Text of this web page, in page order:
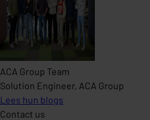
ACA Group Team
Solution Engineer, ACA Group
Lees hun blogs
Contact us